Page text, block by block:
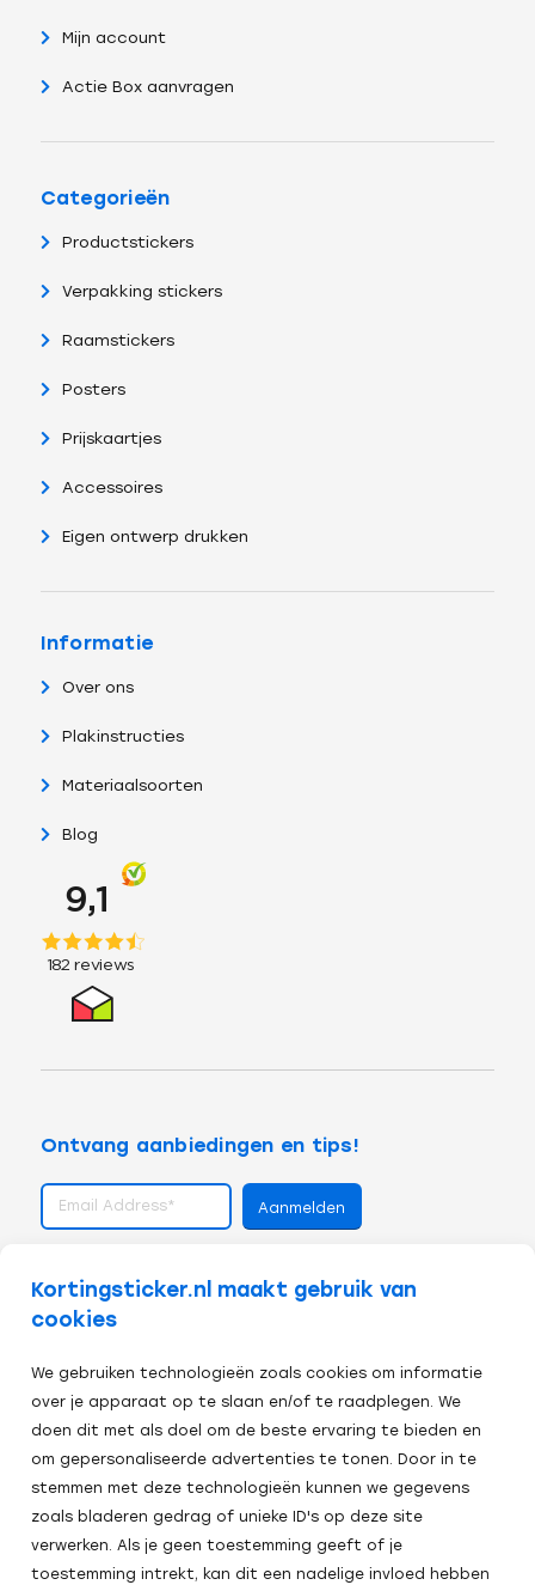
Kortingsticker.nl maakt gebruik van
cookies
We gebruiken technologieën zoals cookies om informatie
over je apparaat op te slaan en/of te raadplegen. We
doen dit met als doel om de beste ervaring te bieden en
om gepersonaliseerde advertenties te tonen. Door in te
stemmen met deze technologieën kunnen we gegevens
zoals bladeren gedrag of unieke ID's op deze site
verwerken. Als je geen toestemming geeft of je
toestemming intrekt, kan dit een nadelige invloed hebben
Mijn account
Actie Box aanvragen
Categorieën
Productstickers
Verpakking stickers
Raamstickers
Posters
Prijskaartjes
Accessoires
Eigen ontwerp drukken
Informatie
Over ons
Plakinstructies
Materiaalsoorten
Blog
Ontvang aanbiedingen en tips!